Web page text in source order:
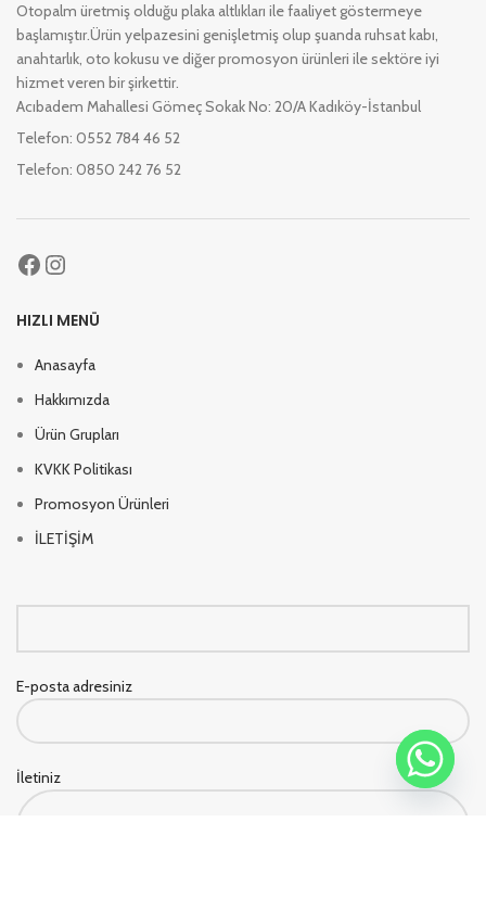
Otopalm üretmiş olduğu plaka altlıkları ile faaliyet göstermeye
başlamıştır.Ürün yelpazesini genişletmiş olup şuanda ruhsat kabı,
anahtarlık, oto kokusu ve diğer promosyon ürünleri ile sektöre iyi
hizmet veren bir şirkettir.
Acıbadem Mahallesi Gömeç Sokak No: 20/A Kadıköy-İstanbul
Telefon: 0552 784 46 52
Telefon: 0850 242 76 52
HIZLI MENÜ
Anasayfa
Hakkımızda
Ürün Grupları
KVKK Politikası
Promosyon Ürünleri
İLETİŞİM
E-posta adresiniz
İletiniz